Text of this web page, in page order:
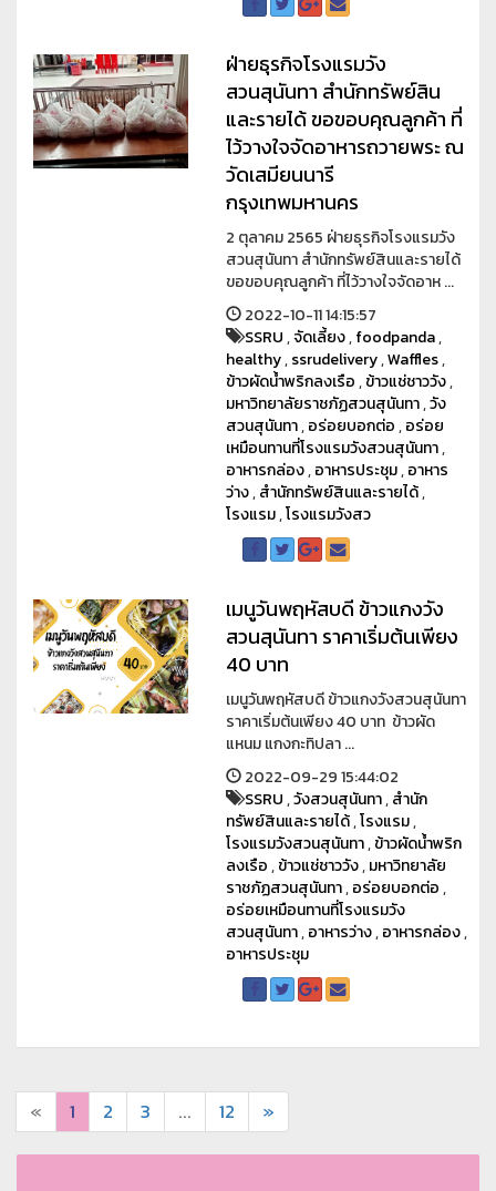
ฝ่ายธุรกิจโรงแรมวัง
สวนสุนันทา สำนักทรัพย์สิน
และรายได้ ขอขอบคุณลูกค้า ที่
ไว้วางใจจัดอาหารถวายพระ ณ
วัดเสมียนนารี
กรุงเทพมหานคร
2 ตุลาคม 2565 ฝ่ายธุรกิจโรงแรมวัง
สวนสุนันทา สำนักทรัพย์สินและรายได้
ขอขอบคุณลูกค้า ที่ไว้วางใจจัดอาห ...
2022-10-11 14:15:57
SSRU,จัดเลี้ยง,foodpanda,
healthy,ssrudelivery,Waffles,
ข้าวผัดน้ำพริกลงเรือ,ข้าวแช่ชาววัง,
มหาวิทยาลัยราชภัฏสวนสุนันทา,วัง
สวนสุนันทา,อร่อยบอกต่อ,อร่อย
เหมือนทานที่โรงแรมวังสวนสุนันทา,
อาหารกล่อง,อาหารประชุม,อาหาร
ว่าง,สำนักทรัพย์สินและรายได้,
โรงแรม,โรงแรมวังสว
เมนูวันพฤหัสบดี ข้าวแกงวัง
สวนสุนันทา ราคาเริ่มต้นเพียง
40 บาท
เมนูวันพฤหัสบดี ข้าวแกงวังสวนสุนันทา
ราคาเริ่มต้นเพียง 40 บาท ข้าวผัด
แหนม แกงกะทิปลา ...
2022-09-29 15:44:02
SSRU,วังสวนสุนันทา,สำนัก
ทรัพย์สินและรายได้,โรงแรม,
โรงแรมวังสวนสุนันทา,ข้าวผัดน้ำพริก
ลงเรือ,ข้าวแช่ชาววัง,มหาวิทยาลัย
ราชภัฏสวนสุนันทา,อร่อยบอกต่อ,
อร่อยเหมือนทานที่โรงแรมวัง
สวนสุนันทา,อาหารว่าง,อาหารกล่อง,
อาหารประชุม
« 1 2 3 ... 12 »